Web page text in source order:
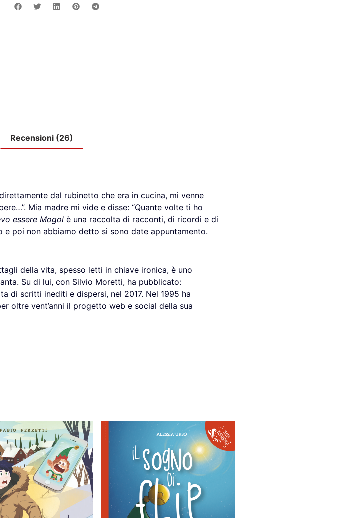
Recensioni (26)
dal rubinetto che era in cucina, mi venne
Mia madre mi vide e disse: “Quante volte ti ho
essere Mogol è una raccolta di racconti, di ricordi e di
poi non abbiamo detto si sono date appuntamento.
della vita, spesso letti in chiave ironica, è uno
Su di lui, con Silvio Moretti, ha pubblicato:
di scritti inediti e dispersi, nel 2017. Nel 1995 ha
oltre vent’anni il progetto web e social della sua